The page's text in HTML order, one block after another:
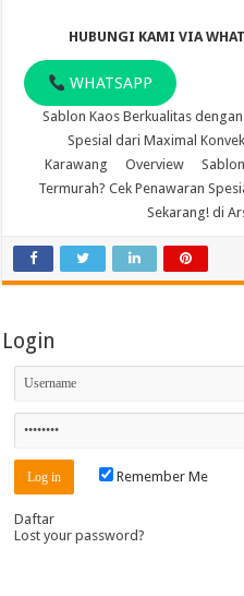
HUBUNGI KAMI VIA
WHATSAPP
Sablon Kaos Berkualitas
Spesial dari Maximal
Karawang
Overview
Termurah? Cek Penawaran
Sekarang! di
Login
Remember Me
Daftar
Lost your password?